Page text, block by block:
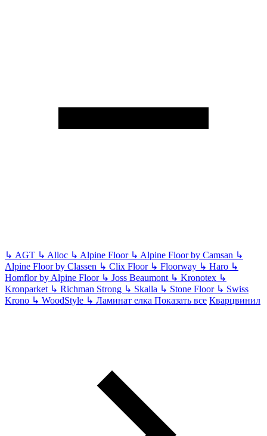
↳ AGT ↳ Alloc ↳ Alpine Floor ↳ Alpine Floor by Camsan ↳
Alpine Floor by Classen ↳ Clix Floor ↳ Floorway ↳ Haro ↳
Homflor by Alpine Floor ↳ Joss Beaumont ↳ Kronotex ↳
Kronparket ↳ Richman Strong ↳ Skalla ↳ Stone Floor ↳ Swiss
Krono ↳ WoodStyle ↳ Ламинат елка Показать все Кварцвинил